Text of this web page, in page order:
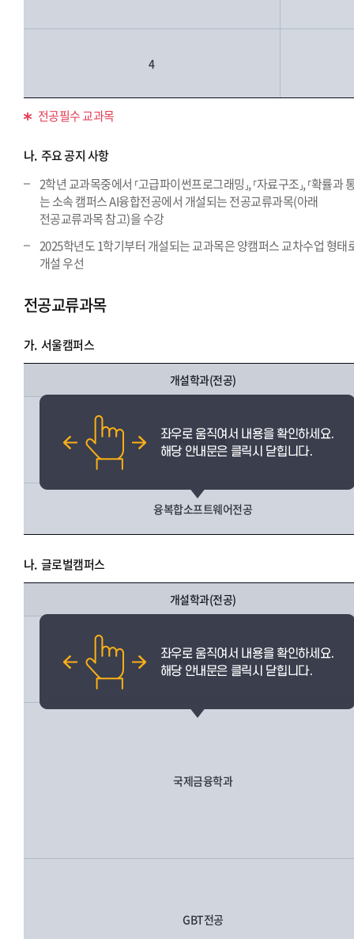
4
전공필수 교과목
나. 주요 공지 사항
2학년 교과목중에서 ⸢고급파이썬프로그래밍⸥, ⸢자료구조⸥, ⸢확률과
는 소속 캠퍼스 AI융합전공에서 개설되는 전공교류과목(아래
전공교류과목 참고)을 수강
2025학년도 1학기부터 개설되는 교과목은 양캠퍼스 교차수업 형태
개설 우선
전공교류과목
가. 서울캠퍼스
개설학과(전공)
AI융합전공
융복합소프트웨어전공
나. 글로벌캠퍼스
개설학과(전공)
AI융합전공
국제금융학과
GBT전공